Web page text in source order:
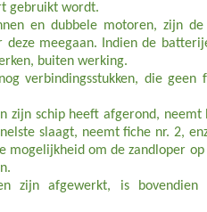
gebruikt wordt.
en dubbele motoren, zijn
meegaan. Indien de
buiten werking.
verbindingsstukken, die
zijn schip heeft afgerond,
slaagt, neemt fiche nr. 2,
mogelijkheid om de zandloper
zijn afgewerkt, is